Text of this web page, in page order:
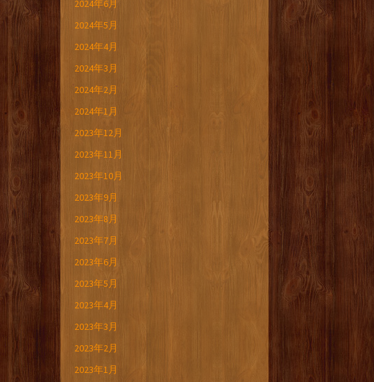
2024年6月
2024年5月
2024年4月
2024年3月
2024年2月
2024年1月
2023年12月
2023年11月
2023年10月
2023年9月
2023年8月
2023年7月
2023年6月
2023年5月
2023年4月
2023年3月
2023年2月
2023年1月